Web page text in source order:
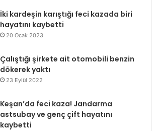
İki kardeşin karıştığı feci kazada biri
hayatını kaybetti
20 Ocak 2023
Çalıştığı şirkete ait otomobili benzin
dökerek yaktı
23 Eylül 2022
Keşan’da feci kaza! Jandarma
astsubay ve genç çift hayatını
kaybetti